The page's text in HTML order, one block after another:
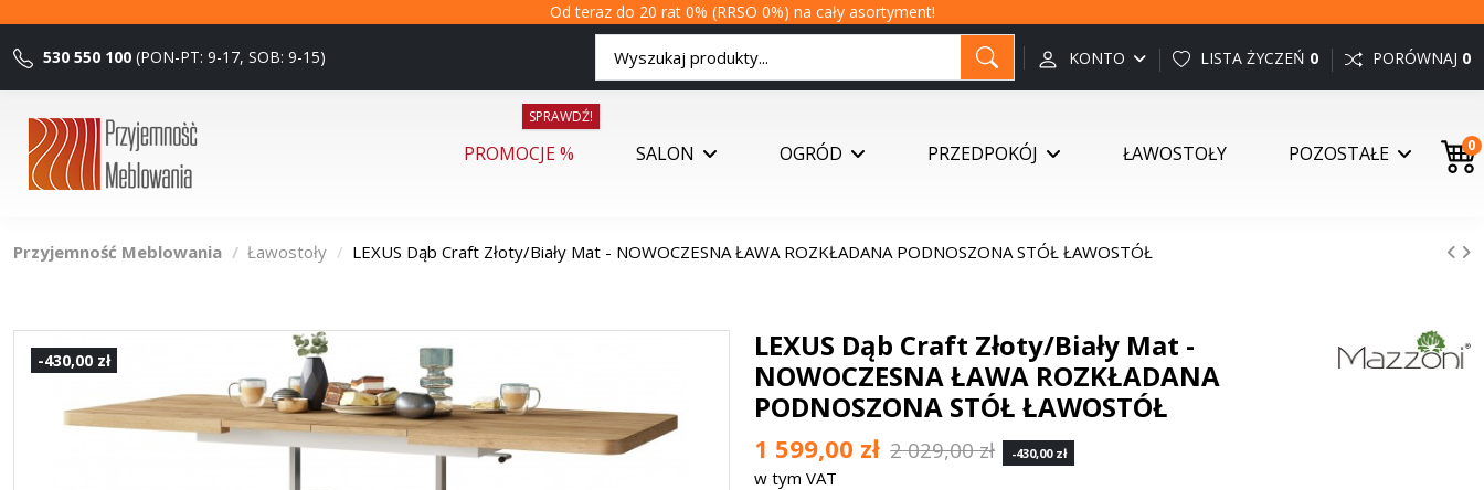
Od teraz do 20 rat 0% (RRSO 0%) na cały asortyment!
530 550 100 (PON-PT: 9-17, SOB: 9-15) KONTO LISTA ŻYCZEŃ 0 PORÓWNAJ 0
PROMOCJE %
SPRAWDŹ!
SALON OGRÓD PRZEDPOKÓJ ŁAWOSTOŁY POZOSTAŁE 0
Przyjemność Meblowania Ławostoły LEXUS Dąb Craft Złoty/Biały Mat - NOWOCZESNA ŁAWA ROZKŁADANA PODNOSZONA STÓŁ ŁAWOSTÓŁ
-430,00 zł
LEXUS Dąb Craft Złoty/Biały Mat -
NOWOCZESNA ŁAWA ROZKŁADANA
PODNOSZONA STÓŁ ŁAWOSTÓŁ
1 599,00 zł 2 029,00 zł -430,00 zł
w tym VAT